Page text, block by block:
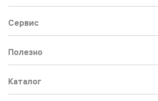
Сервис
Полезно
Каталог